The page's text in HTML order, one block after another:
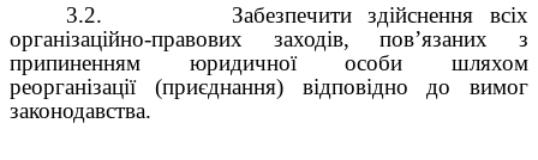
3.2.
Забезпечити здійснення всіх
організаційно-правових заходів, пов’язаних з
припиненням юридичної особи шляхом
реорганізації (приєднання) відповідно до вимог
законодавства.